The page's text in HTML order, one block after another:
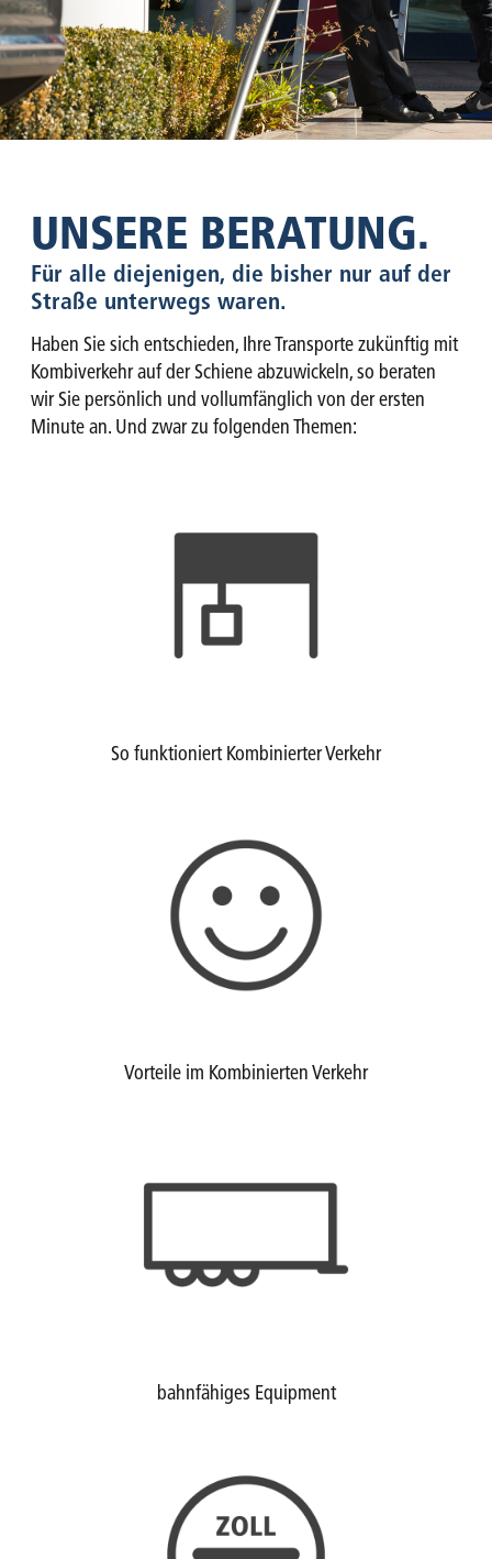
UNSERE BERATUNG.
Für alle diejenigen, die bisher nur auf der
Straße unterwegs waren.
Haben Sie sich entschieden, Ihre Transporte zukünftig mit
Kombiverkehr auf der Schiene abzuwickeln, so beraten
wir Sie persönlich und vollumfänglich von der ersten
Minute an. Und zwar zu folgenden Themen:
So funktioniert Kombinierter Verkehr
Vorteile im Kombinierten Verkehr
bahnfähiges Equipment